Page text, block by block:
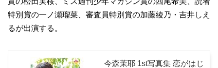
特別賞の一ノ瀬瑠菜、審査員特別賞の加藤綾乃・吉井しえ
るが出演する。
今森茉耶 1st写真集 恋がはじ